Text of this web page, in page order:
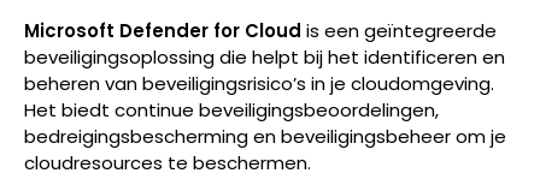
Microsoft Defender for Cloud is een geïntegreerde
beveiligingsoplossing die helpt bij het identificeren en
beheren van beveiligingsrisico’s in je cloudomgeving.
Het biedt continue beveiligingsbeoordelingen,
bedreigingsbescherming en beveiligingsbeheer om je
cloudresources te beschermen.